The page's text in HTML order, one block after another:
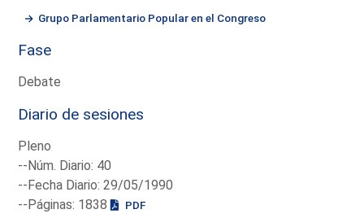
Grupo Parlamentario Popular en el Congreso
Fase
Debate
Diario de sesiones
Pleno
--Núm. Diario: 40
--Fecha Diario: 29/05/1990
--Páginas: 1838
PDF